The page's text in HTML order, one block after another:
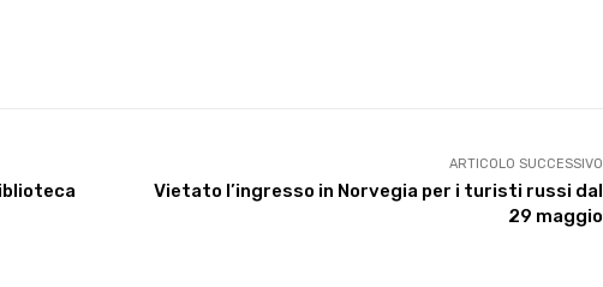
ARTICOLO SUCCESSIVO
Vietato l’ingresso in Norvegia per i turisti russi dal
29 maggio